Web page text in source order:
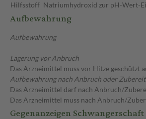
Hilfsstoff Natriumhydroxid zur pH-Wert-
Aufbewahrung
Aufbewahrung
Lagerung vor Anbruch
Das Arzneimittel muss vor Hitze geschützt
Aufbewahrung nach Anbruch oder
Das Arzneimittel darf nach Anbruch/
Das Arzneimittel muss nach Anbruch/
Gegenanzeigen Schwangerschaft